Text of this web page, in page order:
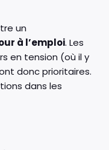
un
à l’emploi. Les
en tension (où il y
donc prioritaires.
dans les